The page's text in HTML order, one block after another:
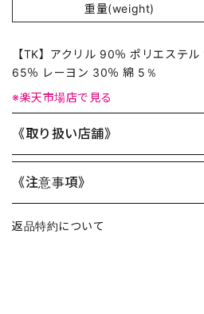
重量(weight)
【TK】アクリル 90％ ポリエステ
65％ レーヨン 30％ 綿 5％
※楽天市場店で見る
《取り扱い店舗》
《注意事項》
返品特約について